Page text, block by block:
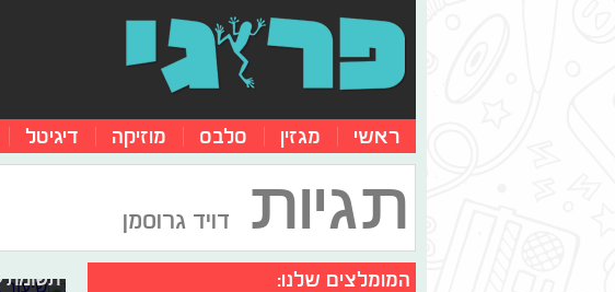
ראשי מגזין סלבס מוזיקה דיגיטל
תגיות דויד גרוסמן
תשומת
המומלצים שלנו: